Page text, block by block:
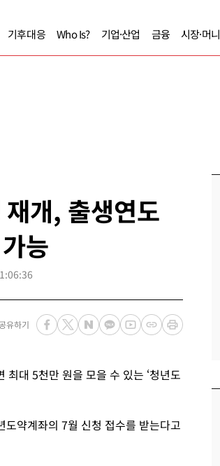
기후대응 Who Is? 기업·산업 금융 시장·머니
개, 출생연도
능
유하기
대 5천만 원을 모을 수 있는 ‘청년도
약계좌의 7월 신청 접수를 받는다고